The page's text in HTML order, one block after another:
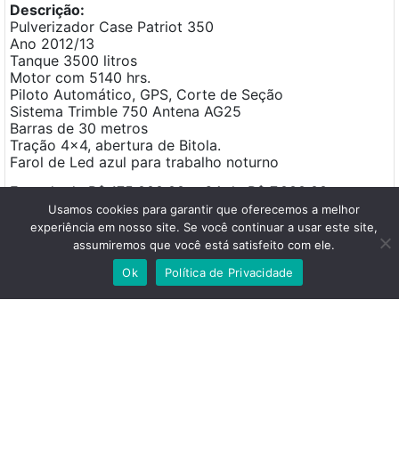
Descrição:
Pulverizador Case Patriot 350
Ano 2012/13
Tanque 3500 litros
Motor com 5140 hrs.
Piloto Automático, GPS, Corte de Seção
Sistema Trimble 750 Antena AG25
Barras de 30 metros
Tração 4×4, abertura de Bitola.
Farol de Led azul para trabalho noturno
Entrada de R$ 175.000,00 + 64 de R$ 7.000,00
Tratar com: NETO
Localização: Campo Mourão,Paraná
Usamos cookies para garantir que oferecemos a melhor
experiência em nosso site. Se você continuar a usar este site,
assumiremos que você está satisfeito com ele.
Ok
Política de Privacidade